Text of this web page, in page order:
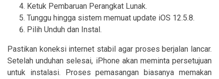
Ketuk Pembaruan Perangkat Lunak.
Tunggu hingga sistem memuat update iOS 12.5.8.
Pilih Unduh dan Instal.
Pastikan koneksi internet stabil agar proses berjalan lancar.
Setelah unduhan selesai, iPhone akan meminta persetujuan
untuk instalasi. Proses pemasangan biasanya memakan